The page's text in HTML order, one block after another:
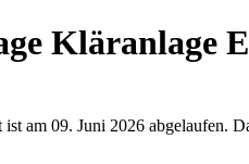
Kläranlage
ist am 09. Juni 2026 abgelaufen.